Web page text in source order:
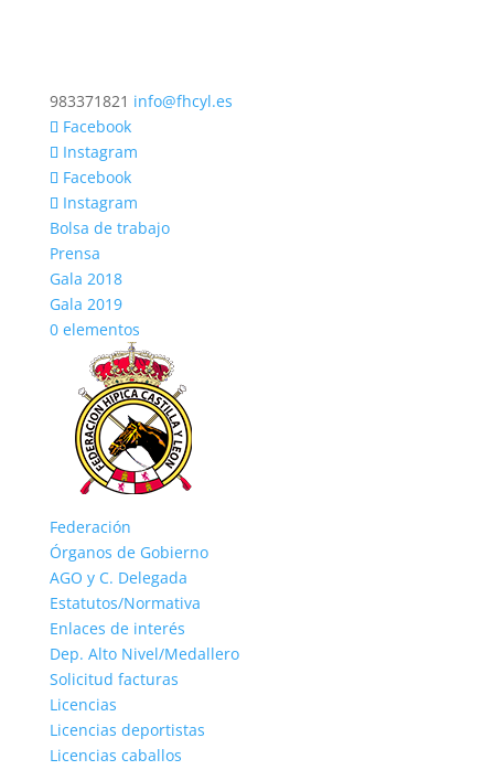
983371821 info@fhcyl.es
Facebook
Instagram
Facebook
Instagram
Bolsa de trabajo
Prensa
Gala 2018
Gala 2019
0 elementos
Federación
Órganos de Gobierno
AGO y C. Delegada
Estatutos/Normativa
Enlaces de interés
Dep. Alto Nivel/Medallero
Solicitud facturas
Licencias
Licencias deportistas
Licencias caballos